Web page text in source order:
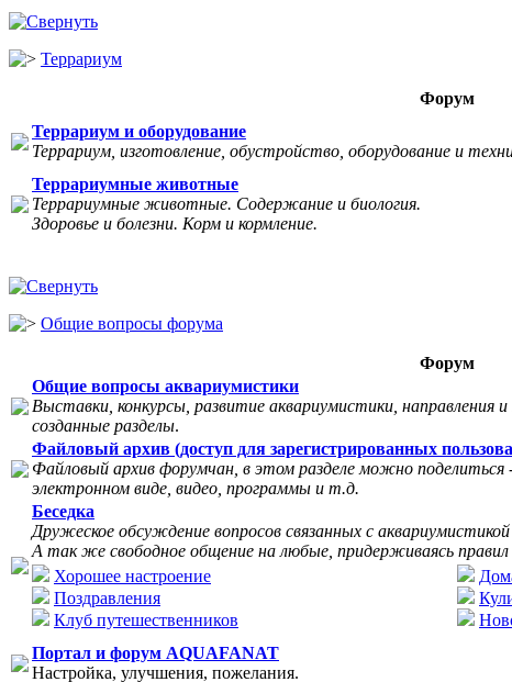
Террариум
Форум
Террариум и оборудование
Террариум, изготовление, обустройство, оборудование и
Террариумные животные
Террариумные животные. Содержание и биология.
Здоровье и болезни. Корм и кормление.
Общие вопросы форума
Форум
Общие вопросы аквариумистики
Выставки, конкурсы, развитие аквариумистики, направления
созданные разделы.
Файловый архив (доступ для зарегистрированных
Файловый архив форумчан, в этом разделе можно
электронном виде, видео, программы и т.д.
Беседка
Дружеское обсуждение вопросов связанных с
А так же свободное общение на любые, придерживаясь
Хорошее настроение
Поздравления
Клуб путешественников
Портал и форум AQUAFANAT
Настройка, улучшения, пожелания.